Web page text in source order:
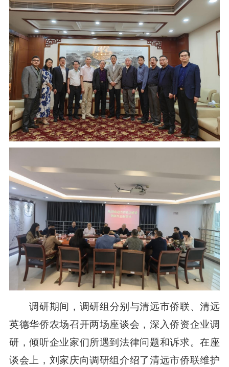
调研期间，调研组分别与清远市侨联、清远
英德华侨农场召开两场座谈会，深入侨资企业调
研，倾听企业家们所遇到法律问题和诉求。在座
谈会上，刘家庆向调研组介绍了清远市侨联维护